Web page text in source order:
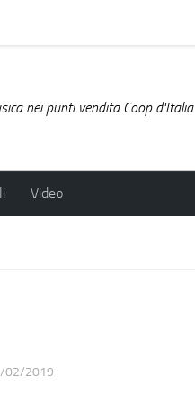
nei punti vendita Coop d'Italia
Video
02/2019